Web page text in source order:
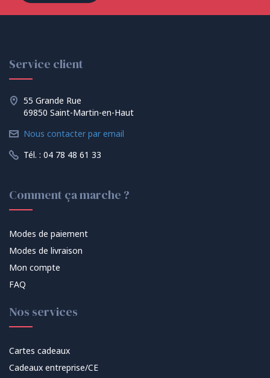
Service client
55 Grande Rue
69850 Saint-Martin-en-Haut
Nous contacter par email
Tél. : 04 78 48 61 33
Comment ça marche ?
Modes de paiement
Modes de livraison
Mon compte
FAQ
Nos services
Cartes cadeaux
Cadeaux entreprise/CE